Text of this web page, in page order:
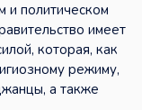
и политическом
имеет
которая, как
режиму,
а также